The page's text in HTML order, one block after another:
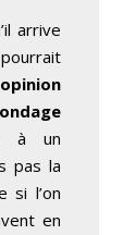
arrive
opinion
à un
pas la
si l’on
en